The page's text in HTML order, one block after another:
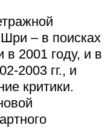
– в поисках
в 2001 году, и в
2003 гг., и
критики.